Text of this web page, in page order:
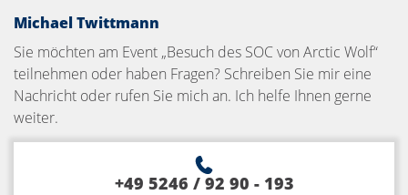
Michael Twittmann
Sie möchten am Event „Besuch des SOC von Arctic Wolf“
teilnehmen oder haben Fragen? Schreiben Sie mir eine
Nachricht oder rufen Sie mich an. Ich helfe Ihnen gerne
weiter.
+49 5246 / 92 90 - 193